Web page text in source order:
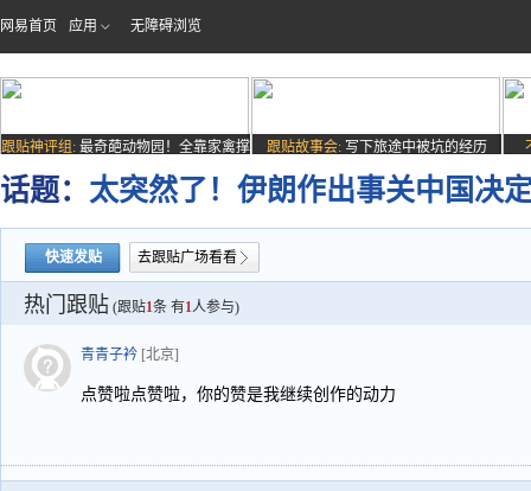
网易首页 应用 无障碍浏览
跟贴神评组: 最奇葩动物园！全靠家禽撑
场子
跟贴故事会: 写下旅途中被坑的经历
话题： 太突然了！伊朗作出事关中国决
快速发贴 去跟贴广场看看
热门跟贴 (跟贴1条 有1人参与)
青青子衿 [北京]
点赞啦点赞啦，你的赞是我继续创作的动力